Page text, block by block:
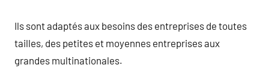
Ils sont adaptés aux besoins des entreprises de toutes
tailles, des petites et moyennes entreprises aux
grandes multinationales.